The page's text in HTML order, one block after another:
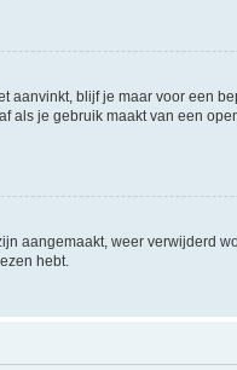
aanvinkt, blijf je maar voor een
als je gebruik maakt van een
aangemaakt, weer verwijderd
hebt.